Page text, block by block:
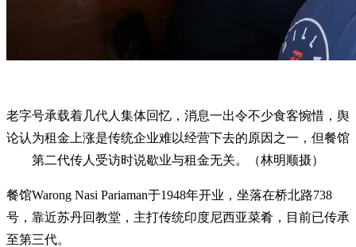
老字号承载着几代人集体回忆，消息一出令不少食客惋惜，舆
论认为租金上涨是传统企业难以经营下去的原因之一，但餐馆
第二代传人受访时说歇业与租金无关。（林明顺摄）
餐馆Warong Nasi Pariaman于1948年开业，坐落在桥北路738
号，靠近苏丹回教堂，主打传统印度尼西亚菜肴，目前已传承
至第三代。